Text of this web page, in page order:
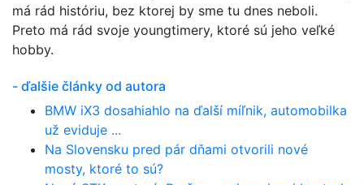
má rád históriu, bez ktorej by sme tu dnes neboli.
Preto má rád svoje youngtimery, ktoré sú jeho veľké
hobby.
- ďalšie články od autora
BMW iX3 dosahiahlo na ďalší míľnik, automobilka
už eviduje ...
Na Slovensku pred pár dňami otvorili nové
mosty, ktoré to sú?